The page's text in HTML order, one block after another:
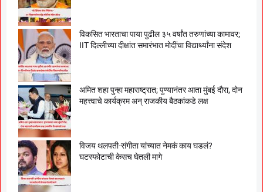
विकसित भारताचा पाया पुढील ३५ वर्षांत तरुणांच्या कामावर;
IIT दिल्लीच्या दीक्षांत समारंभात मोदींचा विद्यार्थ्यांना संदेश
अमित शहा पुन्हा महाराष्ट्रात; पुण्यानंतर आता मुंबई दौरा, दोन
महत्त्वाचे कार्यक्रम अन् राजकीय बैठकांकडे लक्ष
विजय थलपती-संगीता यांच्यात नेमकं काय घडलं?
घटस्फोटाची केसच घेतली मागे